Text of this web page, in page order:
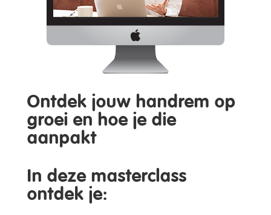
Ontdek jouw handrem op
groei en hoe je die
aanpakt
In deze masterclass
ontdek je: